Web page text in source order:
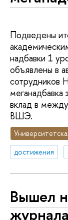
Подведены
надбавки 1
объявлены в
сотрудников
вклад в
ВШЭ.
достижения
Вышел